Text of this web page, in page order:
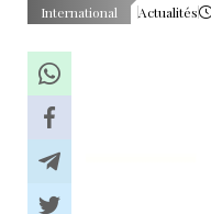
International Actualités